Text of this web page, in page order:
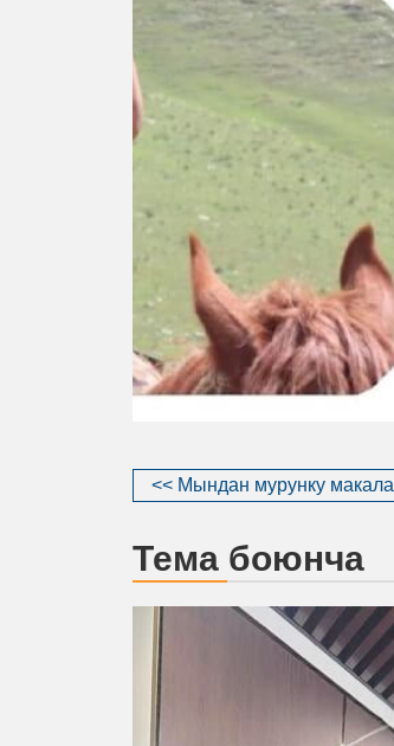
<< Мындан мурунку макала
Тема боюнча